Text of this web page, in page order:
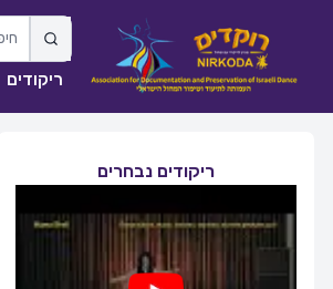
ריקודים
ריקודים נבחרים